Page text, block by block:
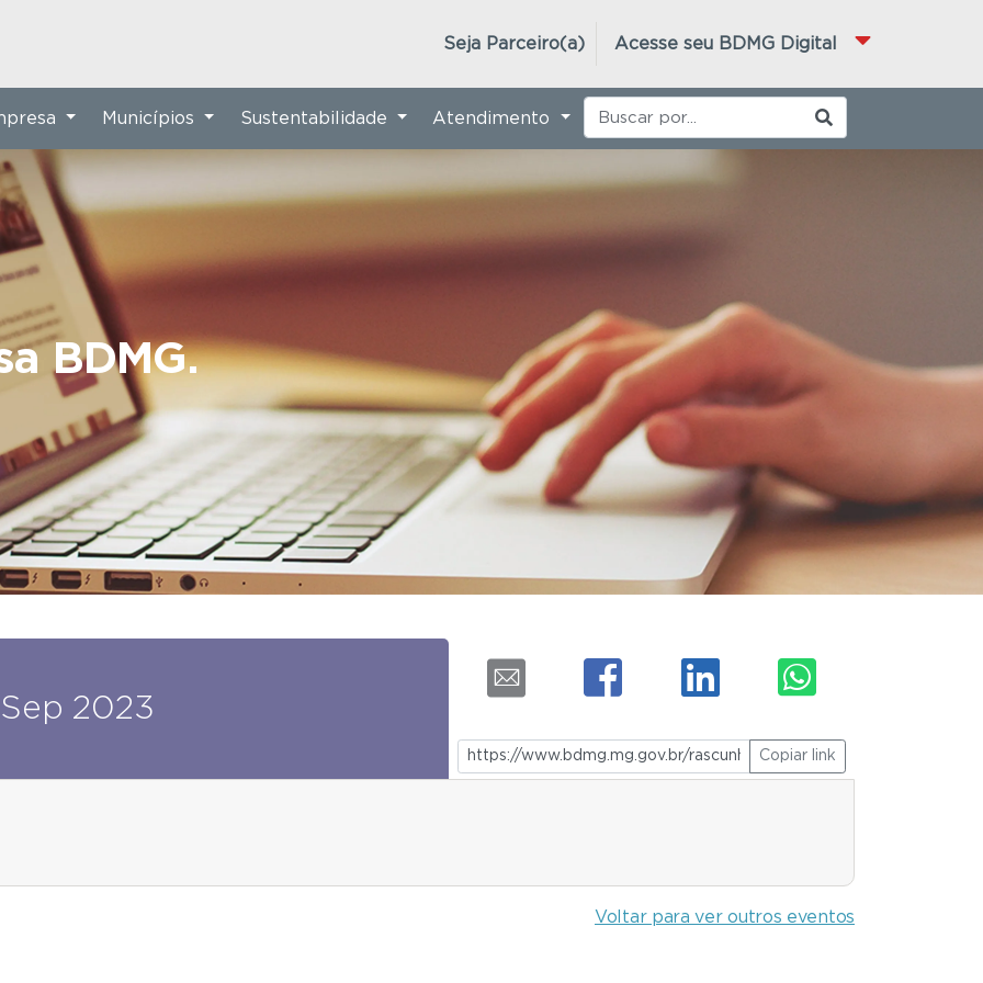
Acesse seu BDMG Digital
Seja Parceiro(a)
BDMG.
Municípios Sustentabilidade Atendimento
Sep 2023
Copiar link
Voltar para ver outros eventos